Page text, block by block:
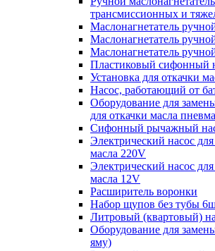
трансмиссионных и
Маслонагнетатель
Маслонагнетатель
Маслонагнетатель
Пластиковый сифонный
Установка для откачки
Насос, работающий от
Оборудование для
для откачки масла
Сифонный рычажный
Электрический насос
масла 220V
Электрический насос
масла 12V
Расширитель воронки
Набор щупов без тубы
Литровый (квартовый)
Оборудование для
яму)